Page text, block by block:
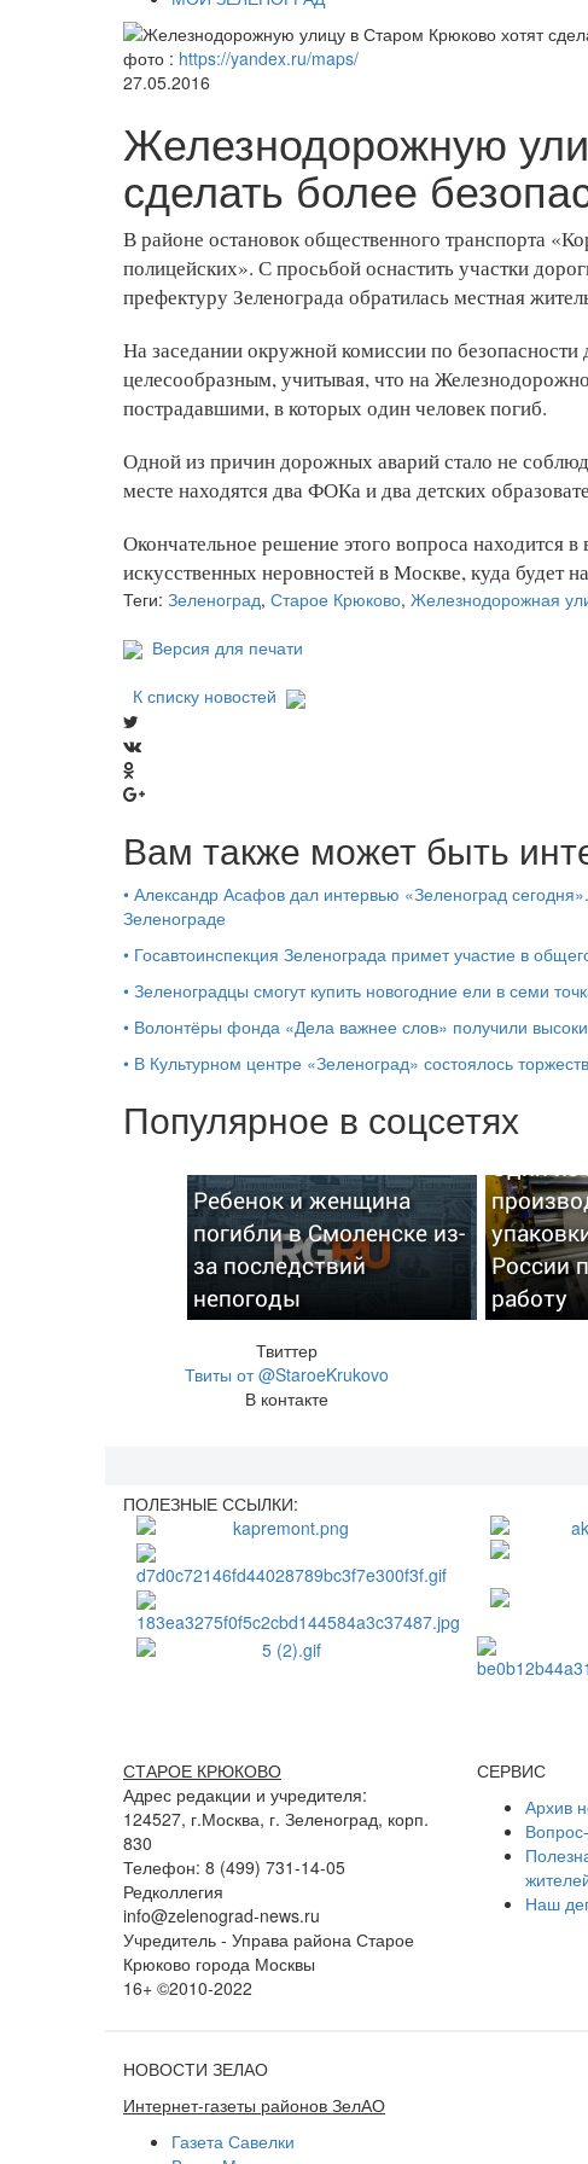
фото : https://yandex.ru/maps/
27.05.2016
Железнодорожную
сделать более
В районе остановок общественного транспорта
полицейских». С просьбой оснастить участки
префектуру Зеленограда обратилась местная
На заседании окружной комиссии по
целесообразным, учитывая, что на
пострадавшими, в которых один человек погиб.
Одной из причин дорожных аварий стало не
месте находятся два ФОКа и два детских
Окончательное решение этого вопроса находится
искусственных неровностей в Москве, куда будет
Теги: Зеленоград, Старое Крюково, Железнодорожная
Версия для печати
К списку новостей
Вам также может быть
• Александр Асафов дал интервью «Зеленоград
Зеленограде
• Госавтоинспекция Зеленограда примет участие в
• Зеленоградцы смогут купить новогодние ели в семи
• Волонтёры фонда «Дела важнее слов» получили
• В Культурном центре «Зеленоград» состоялось
Популярное в соцсетях
Ребенок и женщина
погибли в Смоленске из-
за последствий
непогоды
России
работу
Твиттер
Твиты от @StaroeKrukovo
В контакте
ПОЛЕЗНЫЕ ССЫЛКИ:
СТАРОЕ КРЮКОВО
Адрес редакции и учредителя:
124527, г.Москва, г. Зеленоград, корп.
830
Телефон: 8 (499) 731-14-05
Редколлегия
info@zelenograd-news.ru
Учредитель - Управа района Старое
Крюково города Москвы
16+ ©2010-2022
СЕРВИС
Архив
Наш
НОВОСТИ ЗЕЛАО
Интернет-газеты районов ЗелАО
Газета Савелки